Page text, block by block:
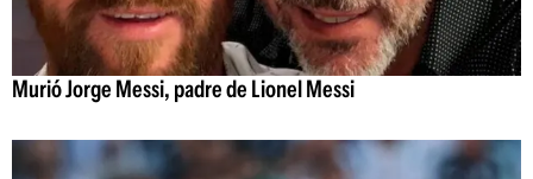
Murió Jorge Messi, padre de Lionel Messi